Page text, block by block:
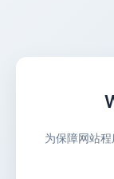
为保障网站